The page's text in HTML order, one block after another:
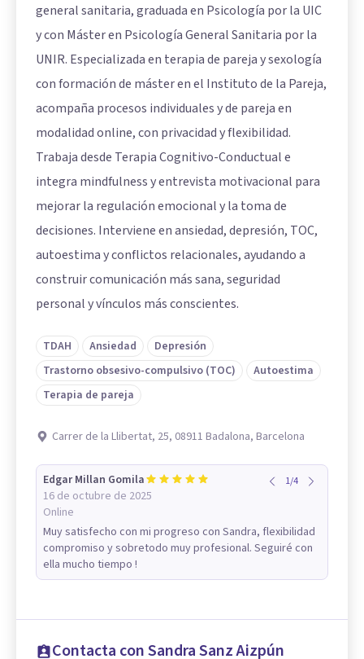
general sanitaria, graduada en Psicología por la UIC
y con Máster en Psicología General Sanitaria por la
UNIR. Especializada en terapia de pareja y sexología
con formación de máster en el Instituto de la Pareja,
acompaña procesos individuales y de pareja en
modalidad online, con privacidad y flexibilidad.
Trabaja desde Terapia Cognitivo-Conductual e
integra mindfulness y entrevista motivacional para
mejorar la regulación emocional y la toma de
decisiones. Interviene en ansiedad, depresión, TOC,
autoestima y conflictos relacionales, ayudando a
construir comunicación más sana, seguridad
personal y vínculos más conscientes.
TDAH Ansiedad
Depresión
Trastorno obsesivo-compulsivo (TOC)
Autoestima
Terapia de pareja
Carrer de la Llibertat, 25, 08911 Badalona, Barcelona
Edgar Millan Gomila
16 de octubre de 2025
Online
1/4
Muy satisfecho con mi progreso con Sandra, flexibilidad
compromiso y sobretodo muy profesional. Seguiré con
ella mucho tiempo !
Contacta con Sandra Sanz Aizpún